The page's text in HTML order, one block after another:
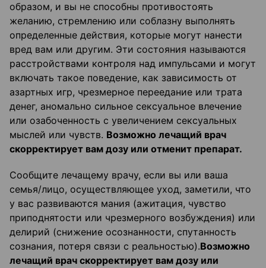
образом, и вы не способны противостоять
желанию, стремлению или соблазну выполнять
определенные действия, которые могут нанести
вред вам или другим. Эти состояния называются
расстройствами контроля над импульсами и могут
включать такое поведение, как зависимость от
азартных игр, чрезмерное переедание или трата
денег, аномально сильное сексуальное влечение
или озабоченность с увеличением сексуальных
мыслей или чувств. Возможно лечащий врач
скорректирует вам дозу или отменит препарат.
Сообщите лечащему врачу, если вы или ваша
семья/лицо, осуществляющее уход, заметили, что
у вас развиваются мания (ажитация, чувство
приподнятости или чрезмерного возбуждения) или
делирий (снижение осознанности, спутанность
сознания, потеря связи с реальностью).Возможно
лечащий врач скорректирует вам дозу или